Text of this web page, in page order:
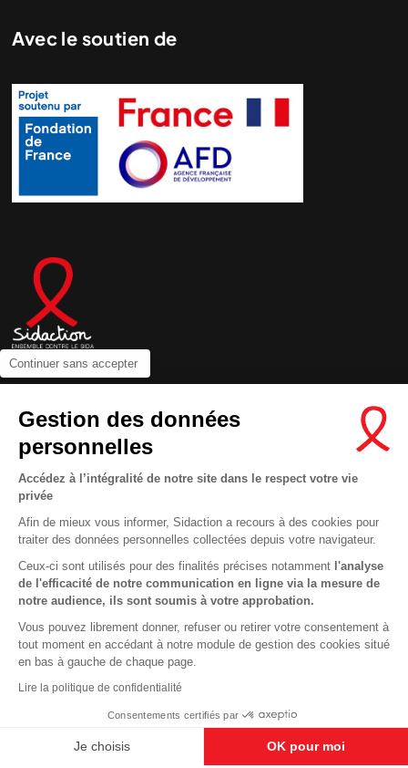
Continuer sans accepter
Gestion des données
personnelles
Accédez à l’intégralité de notre site dans le respect votre vie
privée
Afin de mieux vous informer, Sidaction a recours à des cookies pour
traiter des données personnelles collectées depuis votre navigateur.
Ceux-ci sont utilisés pour des finalités précises notamment l'analyse
de l'efficacité de notre communication en ligne via la mesure de
notre audience, ils sont soumis à votre approbation.
Vous pouvez librement donner, refuser ou retirer votre consentement à
tout moment en accédant à notre module de gestion des cookies situé
en bas à gauche de chaque page.
Lire la politique de confidentialité
Consentements certifiés par
Je choisis OK pour moi
Avec le soutien de
Newsletter
Nous suivre sur les réseaux :
MENTIONS LÉGALES
CONDITIONS D’UTILISATION ET PROTECTION DES DONNÉES
COOKIES
This site uses cookies and gives you control over what you want to
En savoir plus